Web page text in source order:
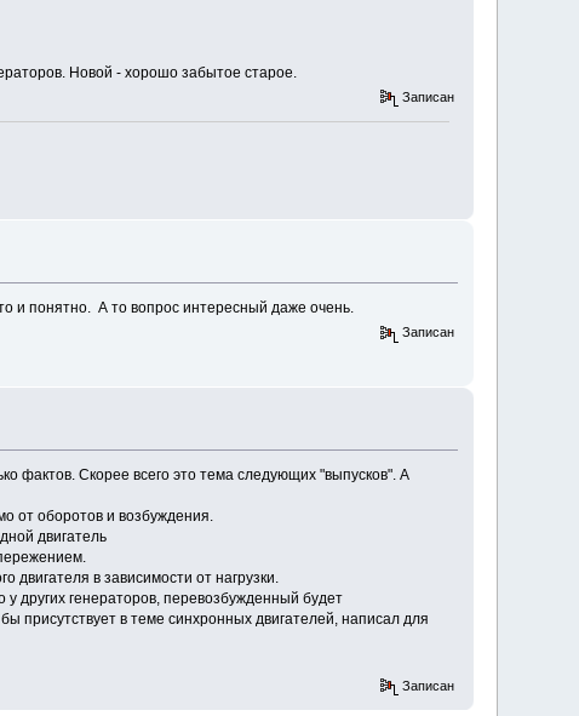
Новой - хорошо забытое старое.
Записан
и понятно. А то вопрос интересный даже очень.
Записан
фактов. Скорее всего это тема следующих "выпусков". А
от оборотов и возбуждения.
двигатель
двигателя в зависимости от нагрузки.
других генераторов, перевозбужденный будет
присутствует в теме синхронных двигателей, написал для
Записан